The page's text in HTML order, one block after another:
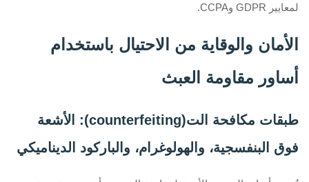
لمعايير GDPR وCCPA.
الأمان والوقاية من الاحتيال باستخدام
أساور مقاومة العبث
طبقات مكافحة الت(counterfeiting): الأشعة
فوق البنفسجية، والهولوغرام، والباركود الديناميكي